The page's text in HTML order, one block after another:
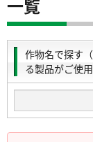
一覧
作物名で探す
る製品がご使